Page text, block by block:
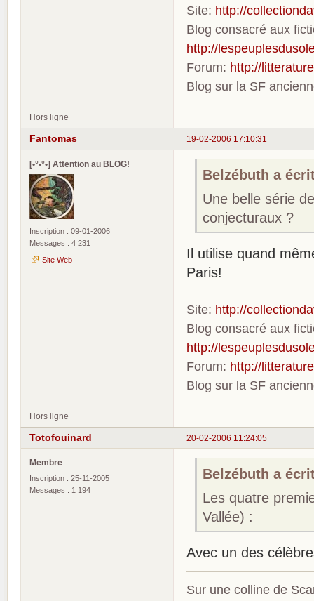
Site: http://
Blog consacré aux
http://
Forum: http://
Blog sur la SF
Hors ligne
19-02-2006 17:10:31
Fantomas
[•°•°•] Attention au BLOG!
Inscription : 09-01-2006
Messages : 4 231
Site Web
Belzébuth a
Une belle série
conjecturaux ?
Il utilise quand
Paris!
Site: http://
Blog consacré aux
http://
Forum: http://
Blog sur la SF
Hors ligne
20-02-2006 11:24:05
Totofouinard
Membre
Inscription : 25-11-2005
Messages : 1 194
Belzébuth a
Les quatre
Vallée) :
Avec un des
Sur une colline de